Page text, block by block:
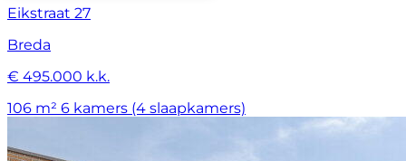
Eikstraat 27
Breda
€ 495.000 k.k.
106 m² 6 kamers (4 slaapkamers)